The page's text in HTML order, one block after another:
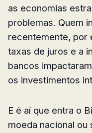
as economias
problemas. Quem
recentemente, por
taxas de juros e a
bancos
os investimentos
E é aí que entra o
moeda nacional